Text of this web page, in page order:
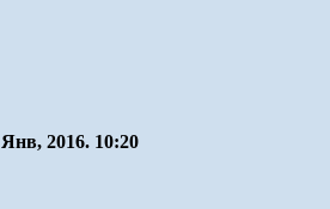
2016. 10:20